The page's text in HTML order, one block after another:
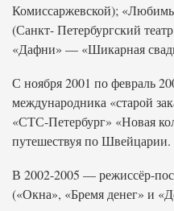
Комиссаржевской);
(Санкт- Петербургский
«Дафни» — «Шикарная
С ноября 2001 по февраль
международника «старой
«СТС-Петербург» «Новая
путешествуя по Швейцарии.
В 2002-2005 — режиссёр-
(«Окна», «Бремя денег» и